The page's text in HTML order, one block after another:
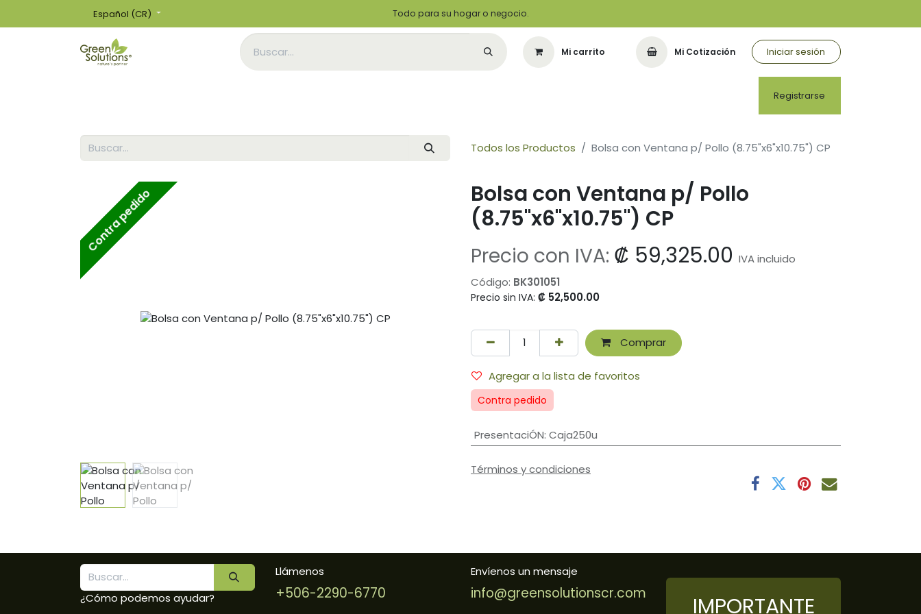
Español (CR) Todo para su hogar o negocio.
Mi carrito Mi Cotización Iniciar sesión
Registrarse
Todos los Productos Bolsa con Ventana p/ Pollo (8.75"x6"x10.75") CP
Contra pedido
Bolsa con Ventana p/ Pollo
(8.75"x6"x10.75") CP
Precio con IVA: ₡ 59,325.00 IVA incluido
Código: BK301051
Precio sin IVA: ₡ 52,500.00
Comprar
Agregar a la lista de favoritos
Contra pedido
PresentaciÓN: Caja250u
Términos y condiciones
¿Cómo podemos ayudar?
Llámenos
+506-2290-6770
Envíenos un mensaje
info@greensolutionscr.com IMPORTANTE